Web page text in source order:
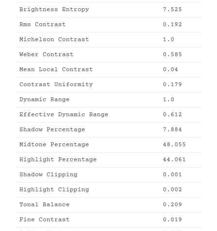
Brightness Entropy 7.525
Rms Contrast 0.192
Michelson Contrast 1.0
Weber Contrast 0.585
Mean Local Contrast 0.04
Contrast Uniformity 0.179
Dynamic Range 1.0
Effective Dynamic Range 0.612
Shadow Percentage 7.884
Midtone Percentage 48.055
Highlight Percentage 44.061
Shadow Clipping 0.001
Highlight Clipping 0.002
Tonal Balance 0.209
Fine Contrast 0.019